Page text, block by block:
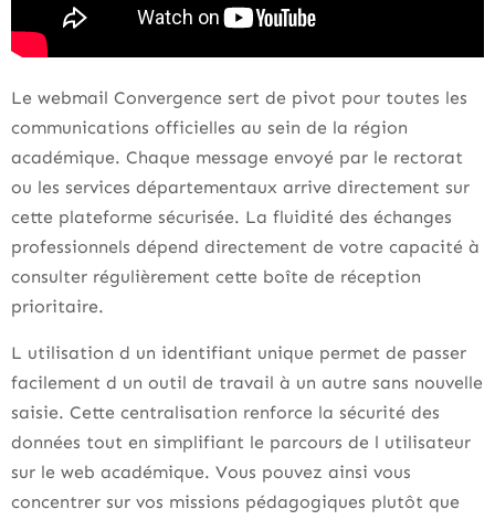
Le webmail Convergence sert de pivot pour toutes les
communications officielles au sein de la région
académique. Chaque message envoyé par le rectorat
ou les services départementaux arrive directement sur
cette plateforme sécurisée. La fluidité des échanges
professionnels dépend directement de votre capacité à
consulter régulièrement cette boîte de réception
prioritaire.
L utilisation d un identifiant unique permet de passer
facilement d un outil de travail à un autre sans nouvelle
saisie. Cette centralisation renforce la sécurité des
données tout en simplifiant le parcours de l utilisateur
sur le web académique. Vous pouvez ainsi vous
concentrer sur vos missions pédagogiques plutôt que